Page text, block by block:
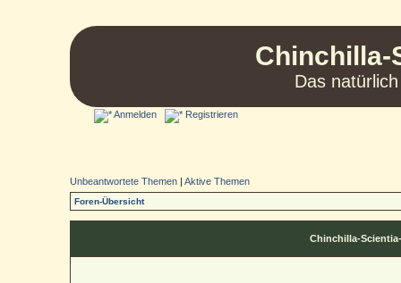
Chinchilla-
Das
Anmelden Registrieren
Unbeantwortete Themen |Aktive Themen
Foren-Übersicht
Chinchilla-